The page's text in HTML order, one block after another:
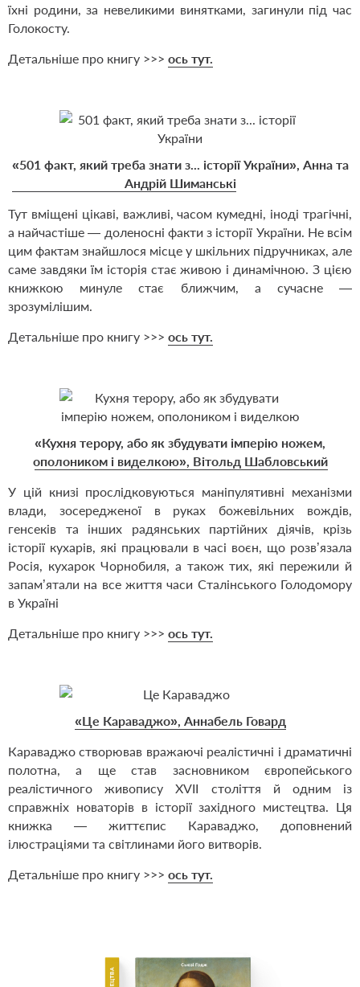
їхні родини, за невеликими винятками, загинули під час
Голокосту.
Детальніше про книгу >>> ось тут.
«501 факт, який треба знати з... історії України», Анна та
Андрій Шиманські
Тут вміщені цікаві, важливі, часом кумедні, іноді трагічні,
а найчастіше — доленосні факти з історії України. Не всім
цим фактам знайшлося місце у шкільних підручниках, але
саме завдяки їм історія стає живою і динамічною. З цією
книжкою минуле стає ближчим, а сучасне —
зрозумілішим.
Детальніше про книгу >>> ось тут.
«Кухня терору, або як збудувати імперію ножем,
ополоником і виделкою», Вітольд Шабловський
У цій книзі прослідковуються маніпулятивні механізми
влади, зосередженої в руках божевільних вождів,
генсеків та інших радянських партійних діячів, крізь
історії кухарів, які працювали в часі воєн, що розв’язала
Росія, кухарок Чорнобиля, а також тих, які пережили й
запам’ятали на все життя часи Сталінського Голодомору
в Україні
Детальніше про книгу >>> ось тут.
«Це Караваджо», Аннабель Говард
Караваджо створював вражаючі реалістичні і драматичні
полотна, а ще став засновником європейського
реалістичного живопису XVII століття й одним із
справжніх новаторів в історії західного мистецтва. Ця
книжка — життєпис Караваджо, доповнений
ілюстраціями та світлинами його витворів.
Детальніше про книгу >>> ось тут.